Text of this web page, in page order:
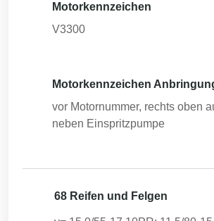
Motorkennzeichen
V3300
Motorkennzeichen
vor Motornummer, rechts oben
neben Einspritzpumpe
68 Reifen und Felgen